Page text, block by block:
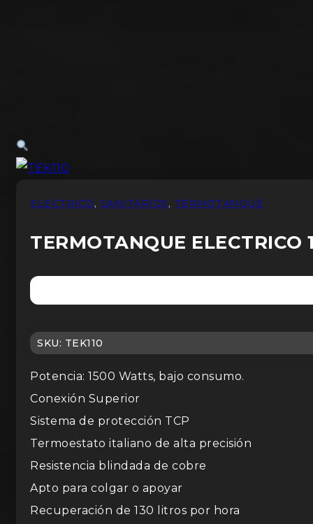
ELECTRICO, SANITARIOS, TERMOTANQUE
TERMOTANQUE ELECTRICO
SKU: TEK110
Potencia: 1500 Watts, bajo consumo.
Conexión Superior
Sistema de protección TCP
Termoestato italiano de alta precisión
Resistencia blindada de cobre
Apto para colgar o apoyar
Recuperación de 130 litros por hora